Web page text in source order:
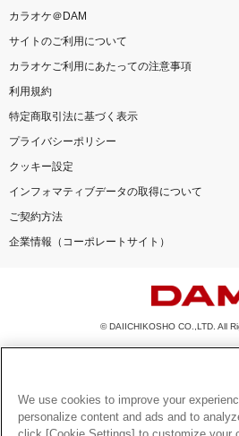
カラオケ＠DAM
サイトのご利用について
カラオケご利用にあたっての注意事項
利用規約
特定商取引法に基づく表示
プライバシーポリシー
クッキー設定
インフォマティブデータの取得について
ご契約方法
企業情報（コーポレートサイト）
© DAIICHIKOSHO CO.,LTD. All
このサイトに掲載されている一切の文章・画像・
を問わず、著作権法の定める範囲を超えて無断で
とを禁じます。
楽曲及びコンテンツは、機種によりご利用いただ
We use cookies to improve your
personalize content and ads and to